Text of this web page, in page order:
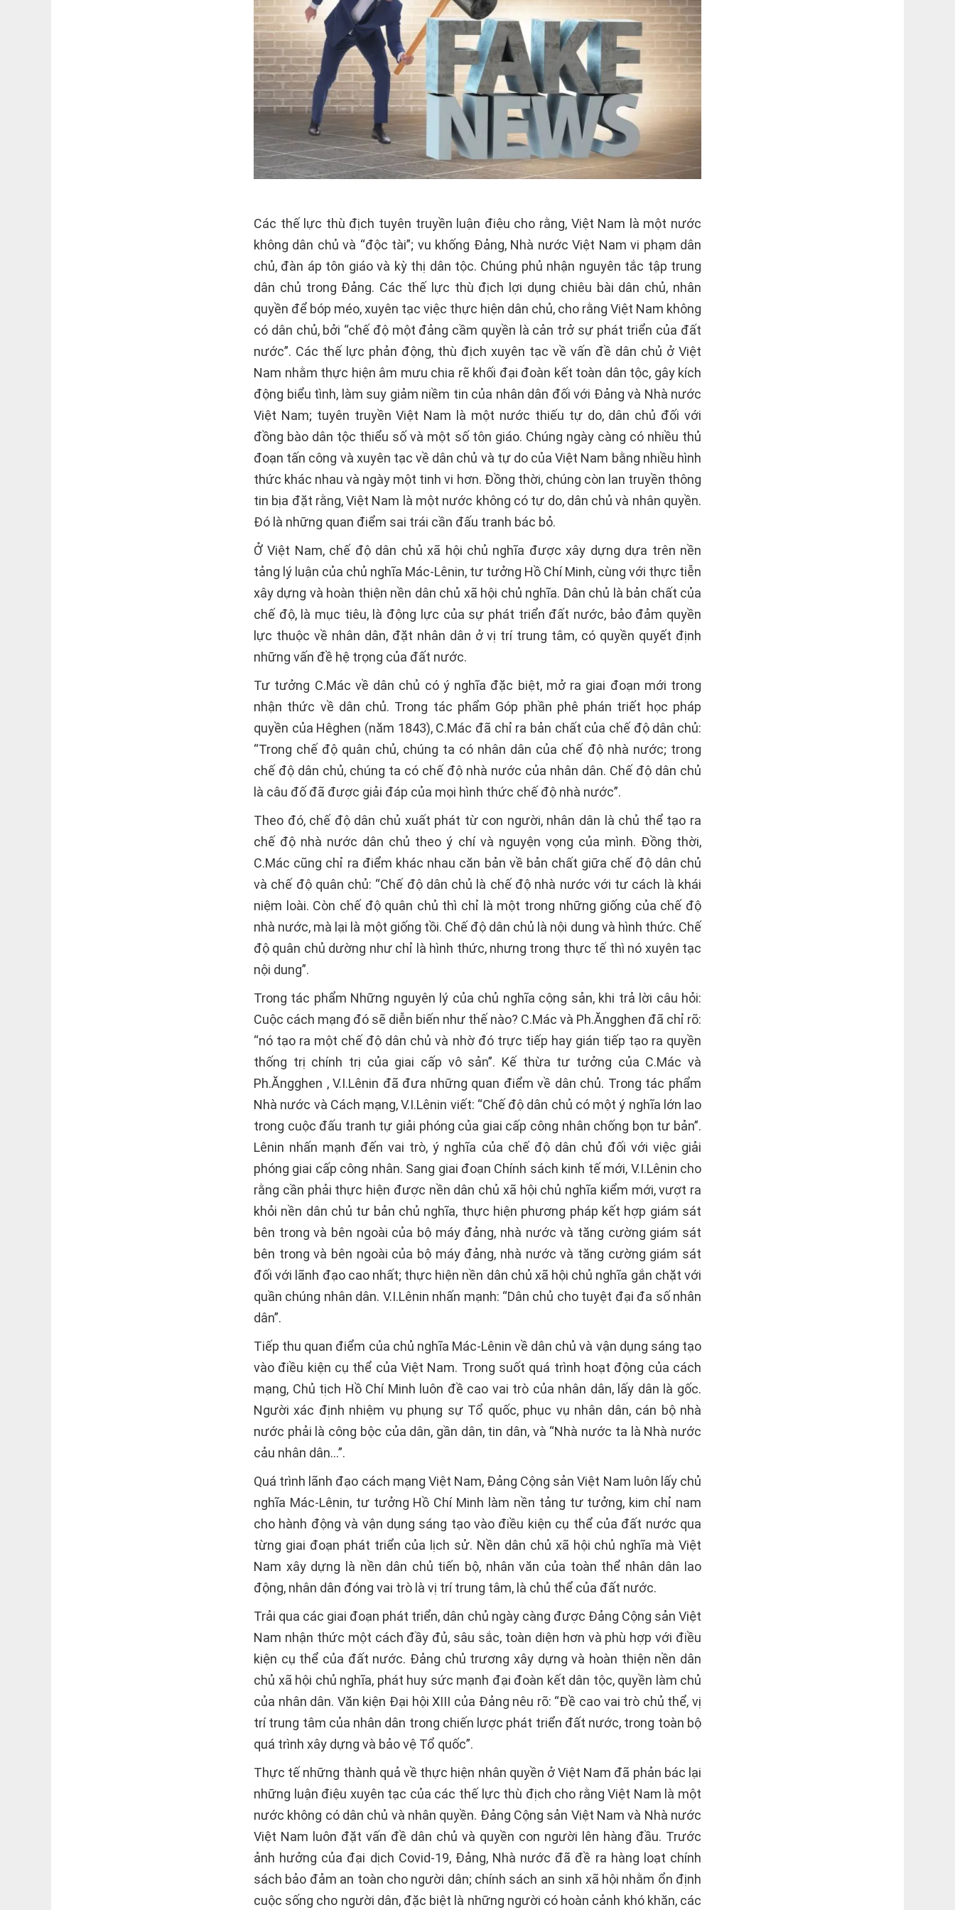
Các thế lực thù địch tuyên truyền luận điệu cho rằng, Việt Nam là một nước
không dân chủ và “độc tài”; vu khống Đảng, Nhà nước Việt Nam vi phạm dân
chủ, đàn áp tôn giáo và kỳ thị dân tộc. Chúng phủ nhận nguyên tắc tập trung
dân chủ trong Đảng. Các thế lực thù địch lợi dụng chiêu bài dân chủ, nhân
quyền để bóp méo, xuyên tạc việc thực hiện dân chủ, cho rằng Việt Nam không
có dân chủ, bởi “chế độ một đảng cầm quyền là cản trở sự phát triển của đất
nước”. Các thế lực phản động, thù địch xuyên tạc về vấn đề dân chủ ở Việt
Nam nhằm thực hiện âm mưu chia rẽ khối đại đoàn kết toàn dân tộc, gây kích
động biểu tình, làm suy giảm niềm tin của nhân dân đối với Đảng và Nhà nước
Việt Nam; tuyên truyền Việt Nam là một nước thiếu tự do, dân chủ đối với
đồng bào dân tộc thiểu số và một số tôn giáo. Chúng ngày càng có nhiều thủ
đoạn tấn công và xuyên tạc về dân chủ và tự do của Việt Nam bằng nhiều hình
thức khác nhau và ngày một tinh vi hơn. Đồng thời, chúng còn lan truyền thông
tin bịa đặt rằng, Việt Nam là một nước không có tự do, dân chủ và nhân quyền.
Đó là những quan điểm sai trái cần đấu tranh bác bỏ.
Ở Việt Nam, chế độ dân chủ xã hội chủ nghĩa được xây dựng dựa trên nền
tảng lý luận của chủ nghĩa Mác-Lênin, tư tưởng Hồ Chí Minh, cùng với thực tiễn
xây dựng và hoàn thiện nền dân chủ xã hội chủ nghĩa. Dân chủ là bản chất của
chế độ, là mục tiêu, là động lực của sự phát triển đất nước, bảo đảm quyền
lực thuộc về nhân dân, đặt nhân dân ở vị trí trung tâm, có quyền quyết định
những vấn đề hệ trọng của đất nước.
Tư tưởng C.Mác về dân chủ có ý nghĩa đặc biệt, mở ra giai đoạn mới trong
nhận thức về dân chủ. Trong tác phẩm Góp phần phê phán triết học pháp
quyền của Hêghen (năm 1843), C.Mác đã chỉ ra bản chất của chế độ dân chủ:
“Trong chế độ quân chủ, chúng ta có nhân dân của chế độ nhà nước; trong
chế độ dân chủ, chúng ta có chế độ nhà nước của nhân dân. Chế độ dân chủ
là câu đố đã được giải đáp của mọi hình thức chế độ nhà nước”.
Theo đó, chế độ dân chủ xuất phát từ con người, nhân dân là chủ thể tạo ra
chế độ nhà nước dân chủ theo ý chí và nguyện vọng của mình. Đồng thời,
C.Mác cũng chỉ ra điểm khác nhau căn bản về bản chất giữa chế độ dân chủ
và chế độ quân chủ: “Chế độ dân chủ là chế độ nhà nước với tư cách là khái
niệm loài. Còn chế độ quân chủ thì chỉ là một trong những giống của chế độ
nhà nước, mà lại là một giống tồi. Chế độ dân chủ là nội dung và hình thức. Chế
độ quân chủ dường như chỉ là hình thức, nhưng trong thực tế thì nó xuyên tạc
nội dung”.
Trong tác phẩm Những nguyên lý của chủ nghĩa cộng sản, khi trả lời câu hỏi:
Cuộc cách mạng đó sẽ diễn biến như thế nào? C.Mác và Ph.Ăngghen đã chỉ rõ:
“nó tạo ra một chế độ dân chủ và nhờ đó trực tiếp hay gián tiếp tạo ra quyền
thống trị chính trị của giai cấp vô sản”. Kế thừa tư tưởng của C.Mác và
Ph.Ăngghen , V.I.Lênin đã đưa những quan điểm về dân chủ. Trong tác phẩm
Nhà nước và Cách mạng, V.I.Lênin viết: “Chế độ dân chủ có một ý nghĩa lớn lao
trong cuộc đấu tranh tự giải phóng của giai cấp công nhân chống bọn tư bản”.
Lênin nhấn mạnh đến vai trò, ý nghĩa của chế độ dân chủ đối với việc giải
phóng giai cấp công nhân. Sang giai đoạn Chính sách kinh tế mới, V.I.Lênin cho
rằng cần phải thực hiện được nền dân chủ xã hội chủ nghĩa kiểm mới, vượt ra
khỏi nền dân chủ tư bản chủ nghĩa, thực hiện phương pháp kết hợp giám sát
bên trong và bên ngoài của bộ máy đảng, nhà nước và tăng cường giám sát
bên trong và bên ngoài của bộ máy đảng, nhà nước và tăng cường giám sát
đối với lãnh đạo cao nhất; thực hiện nền dân chủ xã hội chủ nghĩa gắn chặt với
quần chúng nhân dân. V.I.Lênin nhấn mạnh: “Dân chủ cho tuyệt đại đa số nhân
dân”.
Tiếp thu quan điểm của chủ nghĩa Mác-Lênin về dân chủ và vận dụng sáng tạo
vào điều kiện cụ thể của Việt Nam. Trong suốt quá trình hoạt động của cách
mạng, Chủ tịch Hồ Chí Minh luôn đề cao vai trò của nhân dân, lấy dân là gốc.
Người xác định nhiệm vụ phụng sự Tổ quốc, phục vụ nhân dân, cán bộ nhà
nước phải là công bộc của dân, gần dân, tin dân, và “Nhà nước ta là Nhà nước
cảu nhân dân…”.
Quá trình lãnh đạo cách mạng Việt Nam, Đảng Cộng sản Việt Nam luôn lấy chủ
nghĩa Mác-Lênin, tư tưởng Hồ Chí Minh làm nền tảng tư tưởng, kim chỉ nam
cho hành động và vận dụng sáng tạo vào điều kiện cụ thể của đất nước qua
từng giai đoạn phát triển của lịch sử. Nền dân chủ xã hội chủ nghĩa mà Việt
Nam xây dựng là nền dân chủ tiến bộ, nhân văn của toàn thể nhân dân lao
động, nhân dân đóng vai trò là vị trí trung tâm, là chủ thể của đất nước.
Trải qua các giai đoạn phát triển, dân chủ ngày càng được Đảng Cộng sản Việt
Nam nhận thức một cách đầy đủ, sâu sắc, toàn diện hơn và phù hợp với điều
kiện cụ thể của đất nước. Đảng chủ trương xây dựng và hoàn thiện nền dân
chủ xã hội chủ nghĩa, phát huy sức mạnh đại đoàn kết dân tộc, quyền làm chủ
của nhân dân. Văn kiện Đại hội XIII của Đảng nêu rõ: “Đề cao vai trò chủ thể, vị
trí trung tâm của nhân dân trong chiến lược phát triển đất nước, trong toàn bộ
quá trình xây dựng và bảo vệ Tổ quốc”.
Thực tế những thành quả về thực hiện nhân quyền ở Việt Nam đã phản bác lại
những luận điệu xuyên tạc của các thế lực thù địch cho rằng Việt Nam là một
nước không có dân chủ và nhân quyền. Đảng Cộng sản Việt Nam và Nhà nước
Việt Nam luôn đặt vấn đề dân chủ và quyền con người lên hàng đầu. Trước
ảnh hưởng của đại dịch Covid-19, Đảng, Nhà nước đã đề ra hàng loạt chính
sách bảo đảm an toàn cho người dân; chính sách an sinh xã hội nhằm ổn định
cuộc sống cho người dân, đặc biệt là những người có hoàn cảnh khó khăn, các